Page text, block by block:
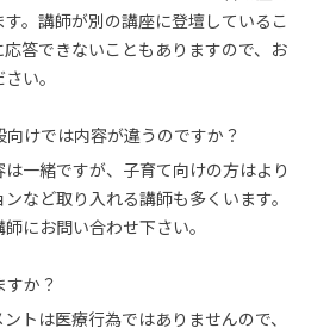
。講師が別の講座に登壇しているこ
応答できないこともありますので、お
い。
けでは内容が違うのですか？
一緒ですが、子育て向けの方はより
など取り入れる講師も多くいます。
にお問い合わせ下さい。
か？
トは医療行為ではありませんので、